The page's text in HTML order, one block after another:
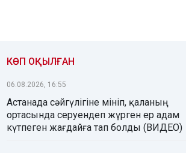
КӨП ОҚЫЛҒАН
06.08.2026, 16:55
Астанада сәйгүлігіне мініп, қаланың
ортасында серуендеп жүрген ер адам
күтпеген жағдайға тап болды (ВИДЕО)